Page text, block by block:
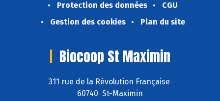
Protection des données
CGU
Gestion des cookies
Plan du site
Biocoop St Maximin
311 rue de la Révolution Française
60740 St-Maximin